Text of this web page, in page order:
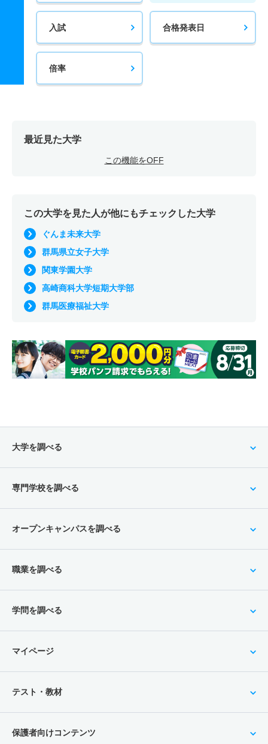
入試 合格発表日
倍率
最近見た大学
この機能をOFF
この大学を見た人が他にもチェックした大学
ぐんま未来大学
群馬県立女子大学
関東学園大学
高崎商科大学短期大学部
群馬医療福祉大学
大学を調べる
専門学校を調べる
オープンキャンパスを調べる
職業を調べる
学問を調べる
マイページ
テスト・教材
保護者向けコンテンツ